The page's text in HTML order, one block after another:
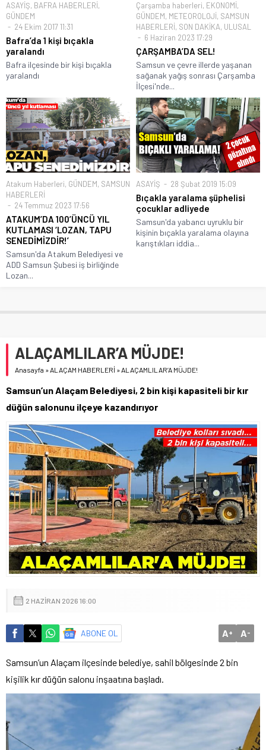
ASAYİŞ, BAFRA HABERLERİ,
GÜNDEM
24 Ekim 2017 11:31
Bafra’da 1 kişi bıçakla
yaralandı
Bafra ilçesinde bir kişi bıçakla
yaralandı
Çarşamba haberleri, EKONOMİ,
GÜNDEM, METEOROLOJİ, SAMSUN
HABERLERİ, SON DAKİKA, ULUSAL
6 Haziran 2023 17:29
ÇARŞAMBA’DA SEL!
Samsun ve çevre illerde yaşanan
sağanak yağış sonrası Çarşamba
İlçesi'nde...
Atakum Haberleri, GÜNDEM, SAMSUN
HABERLERİ
24 Temmuz 2023 17:56
ATAKUM’DA 100’ÜNCÜ YIL
KUTLAMASI ‘LOZAN, TAPU
SENEDİMİZDİR!’
Samsun'da Atakum Belediyesi ve
ADD Samsun Şubesi iş birliğinde
Lozan...
ASAYİŞ 28 Şubat 2019 15:09
Bıçakla yaralama şüphelisi
çocuklar adliyede
Samsun'da yabancı uyruklu bir
kişinin bıçakla yaralama olayına
karıştıkları iddia...
ALAÇAMLILAR’A MÜJDE!
Anasayfa »ALAÇAM HABERLERİ »ALAÇAMLILAR’A MÜJDE!
Samsun’un Alaçam Belediyesi, 2 bin kişi kapasiteli bir kır
düğün salonunu ilçeye kazandırıyor
2 HAZIRAN 2026 16:00
ABONE OL A+ A-
Samsun’un Alaçam ilçesinde belediye, sahil bölgesinde 2 bin
kişilik kır düğün salonu inşaatına başladı.